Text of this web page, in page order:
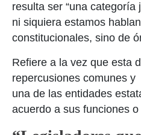
resulta ser “una
ni siquiera estamos
constitucionales, sino de
Refiere a la vez que esta
repercusiones comunes
una de las entidades
acuerdo a sus funciones